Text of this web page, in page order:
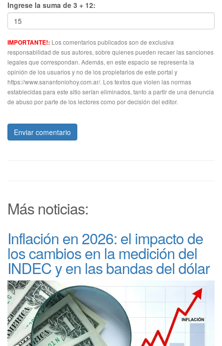
Ingrese la suma de 3 + 12:
IMPORTANTE!: Los comentarios publicados son de exclusiva
responsabilidad de sus autores, sobre quienes pueden recaer las sanciones
legales que correspondan. Además, en este espacio se representa la
opinión de los usuarios y no de los propietarios de este portal y
https://www.sanantoniohoy.com.ar/. Los textos que violen las normas
establecidas para este sitio serían eliminados, tanto a partir de una denuncia
de abuso por parte de los lectores como por decisión del editor.
Enviar comentario
Más noticias:
Inflación en 2026: el impacto de
los cambios en la medición del
INDEC y en las bandas del dólar